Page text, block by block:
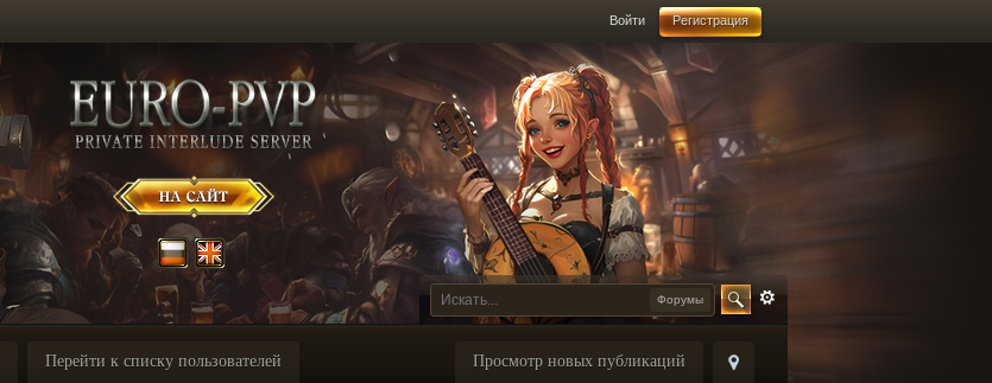
Войти Регистрация
Форумы
Просмотр новых публикаций
Перейти к списку пользователей